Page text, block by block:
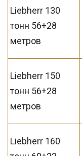
Liebherr 130
тонн 56+28
метров
Liebherr 150
тонн 56+28
метров
Liebherr 160